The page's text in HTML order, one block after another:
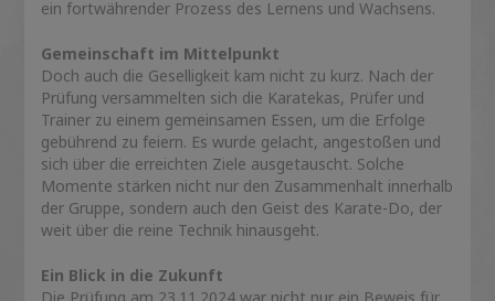
ein fortwährender Prozess des Lernens und Wachsens.
Gemeinschaft im Mittelpunkt
Doch auch die Geselligkeit kam nicht zu kurz. Nach der
Prüfung versammelten sich die Karatekas, Prüfer und
Trainer zu einem gemeinsamen Essen, um die Erfolge
gebührend zu feiern. Es wurde gelacht, angestoßen und
sich über die erreichten Ziele ausgetauscht. Solche
Momente stärken nicht nur den Zusammenhalt innerhalb
der Gruppe, sondern auch den Geist des Karate-Do, der
weit über die reine Technik hinausgeht.
Ein Blick in die Zukunft